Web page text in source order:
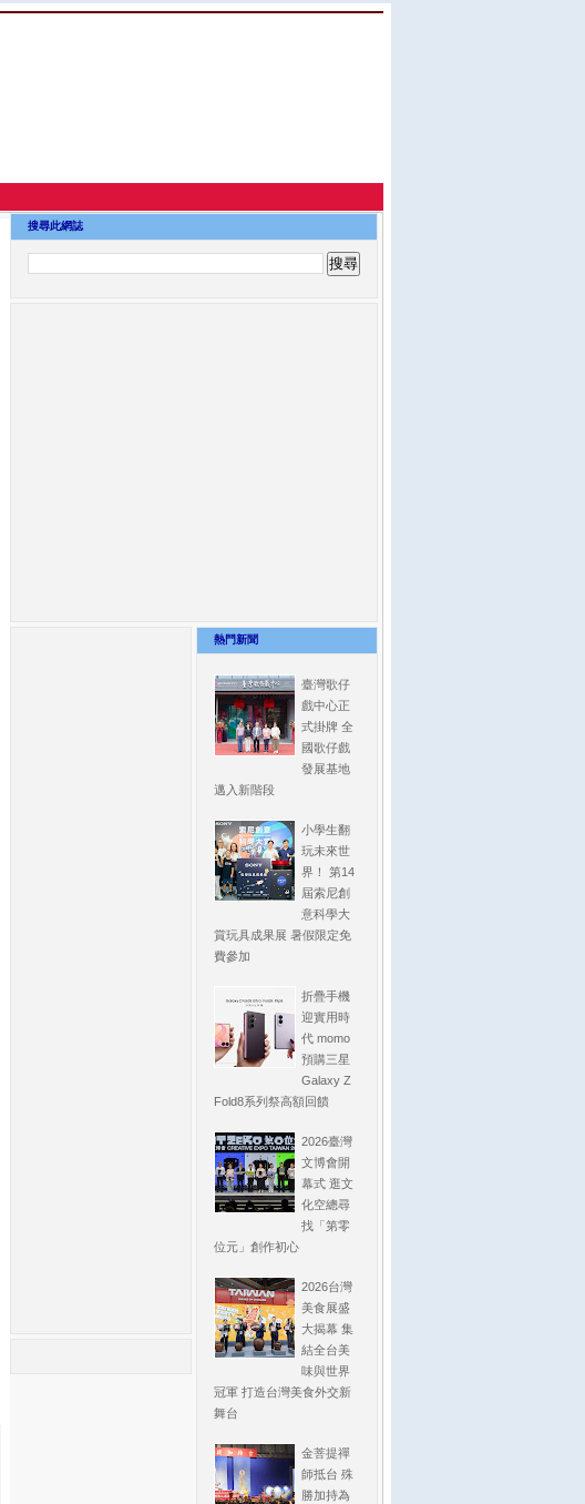
搜尋此網誌
熱門新聞
臺灣歌仔
戲中心正
式掛牌 全
國歌仔戲
發展基地
邁入新階段
小學生翻
玩未來世
界！ 第14
屆索尼創
意科學大
賞玩具成果展 暑假限定免
費參加
折疊手機
迎實用時
代 momo
預購三星
Galaxy Z
Fold8系列祭高額回饋
2026臺灣
文博會開
幕式 逛文
化空總尋
找「第零
位元」創作初心
2026台灣
美食展盛
大揭幕 集
結全台美
味與世界
冠軍 打造台灣美食外交新
舞台
金菩提禪
師抵台 殊
勝加持為